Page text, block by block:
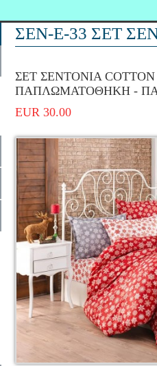
ΣΕΝ-Ε-33 ΣΕΤ
ΣΕΤ ΣΕΝΤΟΝΙΑ
ΠΑΠΛΩΜΑΤΟΘΗΚΗ -
EUR 30.00